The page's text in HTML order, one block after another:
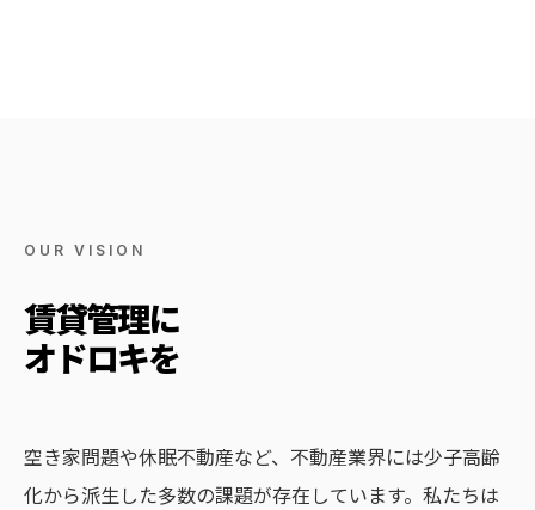
OUR VISION
賃貸管理に
オドロキを
空き家問題や休眠不動産など、不動産業界には少子高齢
化から派生した多数の課題が存在しています。私たちは